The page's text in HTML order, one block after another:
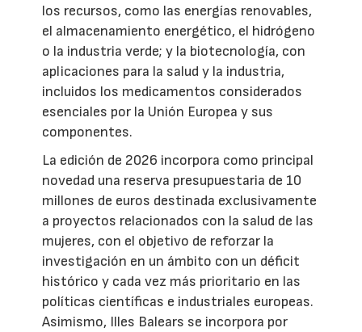
los recursos, como las energías renovables,
el almacenamiento energético, el hidrógeno
o la industria verde; y la biotecnología, con
aplicaciones para la salud y la industria,
incluidos los medicamentos considerados
esenciales por la Unión Europea y sus
componentes.
La edición de 2026 incorpora como principal
novedad una reserva presupuestaria de 10
millones de euros destinada exclusivamente
a proyectos relacionados con la salud de las
mujeres, con el objetivo de reforzar la
investigación en un ámbito con un déficit
histórico y cada vez más prioritario en las
políticas científicas e industriales europeas.
Asimismo, Illes Balears se incorpora por